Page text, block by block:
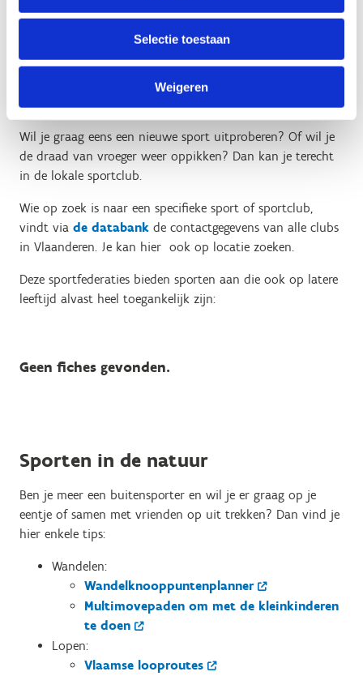
Selectie toestaan
Weigeren
nieuwe activiteit uit te proberen.
ontstaat er een interessante kruisbestuiving:
mensen leggen nieuwe contacten, proberen samen
al eens een nieuwe activiteit uit en leren zo het
aanbod in een andere gemeente kennen.
Ons publiek bestaat grotendeels uit twee groepen:
mensen die op zoek zijn naar meer sociaal contact
en mensen die meer willen bewegen om
gezondheidsredenen. Maar het maakt niet uit waar
Kijk dan zeker ook eens bij je buurgemeenten. Aarzel niet
gegevens vind je op de website van je gemeente/stad.
Sporten in clubverband
Wil je graag eens een nieuwe sport uitproberen? Of wil je
de draad van vroeger weer oppikken? Dan kan je terecht
in de lokale sportclub.
Wie op zoek is naar een specifieke sport of sportclub,
vindt via de databank de contactgegevens van alle clubs
in Vlaanderen. Je kan hier ook op locatie zoeken.
Deze sportfederaties bieden sporten aan die ook op latere
leeftijd alvast heel toegankelijk zijn:
Geen fiches gevonden.
Sporten in de natuur
Ben je meer een buitensporter en wil je er graag op je
eentje of samen met vrienden op uit trekken? Dan vind je
hier enkele tips:
Wandelen:
Wandelknooppuntenplanner
Multimovepaden om met de kleinkinderen
te doen
Lopen:
Vlaamse looproutes